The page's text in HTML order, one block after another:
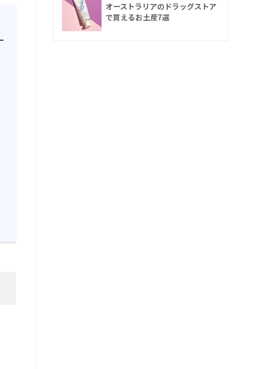
オーストラリアのドラッグストア
で買えるお土産7選